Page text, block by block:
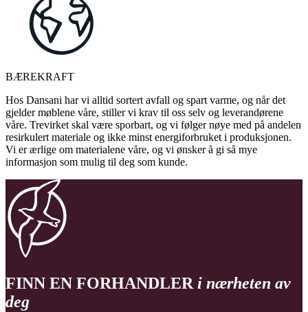
BÆREKRAFT
Hos Dansani har vi alltid sortert avfall og spart varme, og når det
gjelder møblene våre, stiller vi krav til oss selv og leverandørene
våre. Trevirket skal være sporbart, og vi følger nøye med på andelen
resirkulert materiale og ikke minst energiforbruket i produksjonen.
Vi er ærlige om materialene våre, og vi ønsker å gi så mye
informasjon som mulig til deg som kunde.
FINN EN FORHANDLER i nærheten av
deg